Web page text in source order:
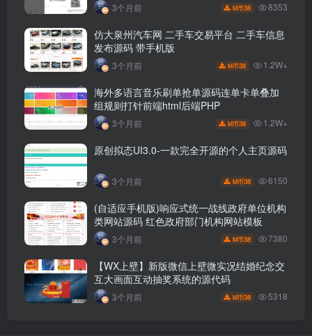
3个月前 M币38 8353
仿大泉州汽车网 二手车交易平台 二手车信息
发布源码 带手机版
3个月前 M币38 1.2W+
海外多语言音乐刷单抢单源码连单卡单叠加
组规则打针前端html后端PHP
3个月前 M币38 1.2W+
原创拟态UI3.0-一款完全开源的个人主页源码
3个月前 M币38 6150
(自适应手机版)响应式统一战线政府单位机构
类网站源码 红色政府部门机构网站模板
3个月前 M币38 7380
【WX上壁】新版微信上壁微实况结婚纪念交
互大画面互动抽奖系统的源代码
3个月前 M币38 5318